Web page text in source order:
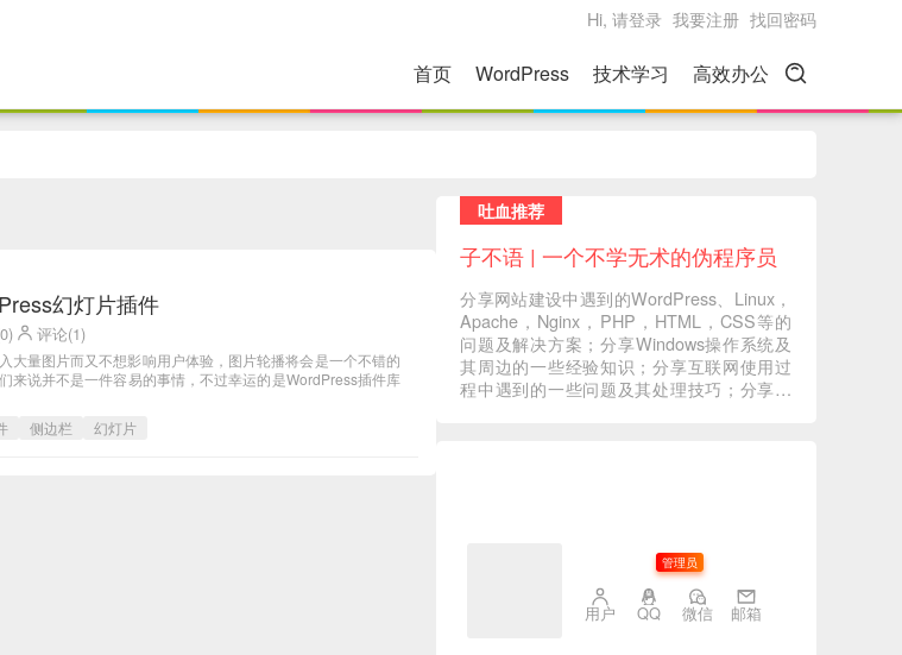
Hi, 请登录 我要注册 找回密码
首页 WordPress 技术学习 高效办公
幻灯片插件
评论(1)
大量图片而又不想影响用户体验，图片轮播将会是一个不错的
来说并不是一件容易的事情，不过幸运的是WordPress插件库
侧边栏 幻灯片
吐血推荐
子不语 | 一个不学无术的伪程序员
分享网站建设中遇到的WordPress、Linux，
Apache，Nginx，PHP，HTML，CSS等的
问题及解决方案；分享Windows操作系统及
其周边的一些经验知识；分享互联网使用过
程中遇到的一些问题及其处理技巧；分享一
管理员
用户 QQ 微信 邮箱